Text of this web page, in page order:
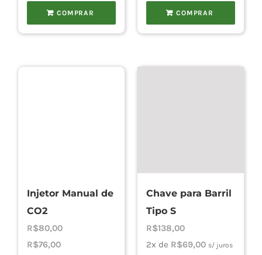
COMPRAR COMPRAR
Injetor Manual de
CO2
R$80,00
R$76,00
Chave para Barril
Tipo S
R$138,00
2x de R$69,00 s/ juros